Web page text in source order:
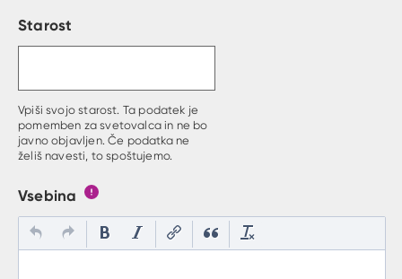
Starost
Vpiši svojo starost. Ta podatek je
pomemben za svetovalca in ne bo
javno objavljen. Če podatka ne
želiš navesti, to spoštujemo.
Vsebina